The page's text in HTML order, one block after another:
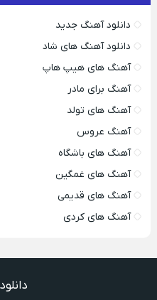
دانلود آهنگ جدید
دانلود آهنگ های شاد
آهنگ های هیپ هاپ
آهنگ برای مادر
آهنگ های تولد
آهنگ عروس
آهنگ های باشگاه
آهنگ های غمگین
آهنگ های قدیمی
آهنگ های کردی